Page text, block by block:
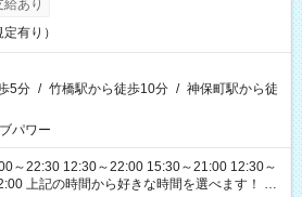
あり
有り）
5分 / 竹橋駅から徒歩10分 / 神保町駅から徒
パワー
～22:30 12:30～22:00 15:30～21:00 12:30～
べます！ ※